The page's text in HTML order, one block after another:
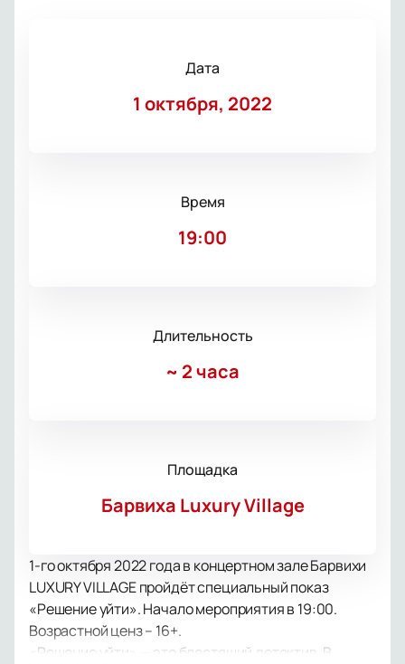
Дата
1 октября, 2022
Время
19:00
Длительность
~ 2 часа
Площадка
Барвиха Luxury Village
1-го октября 2022 года в концертном зале Барвихи
LUXURY VILLAGE пройдёт специальный показ
«Решение уйти». Начало мероприятия в 19:00.
Возрастной ценз – 16+.
«Решение уйти» — это блестящий детектив. В